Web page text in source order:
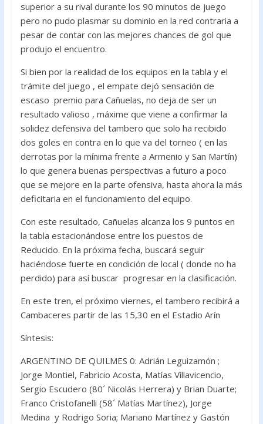
superior a su rival durante los 90 minutos de juego
pero no pudo plasmar su dominio en la red contraria a
pesar de contar con las mejores chances de gol que
produjo el encuentro.
Si bien por la realidad de los equipos en la tabla y el
trámite del juego , el empate dejó sensación de
escaso premio para Cañuelas, no deja de ser un
resultado valioso , máxime que viene a confirmar la
solidez defensiva del tambero que solo ha recibido
dos goles en contra en lo que va del torneo ( en las
derrotas por la mínima frente a Armenio y San Martín)
lo que genera buenas perspectivas a futuro a poco
que se mejore en la parte ofensiva, hasta ahora la más
deficitaria en el funcionamiento del equipo.
Con este resultado, Cañuelas alcanza los 9 puntos en
la tabla estacionándose entre los puestos de
Reducido. En la próxima fecha, buscará seguir
haciéndose fuerte en condición de local ( donde no ha
perdido) para así buscar progresar en la clasificación.
En este tren, el próximo viernes, el tambero recibirá a
Cambaceres partir de las 15,30 en el Estadio Arín
Síntesis:
ARGENTINO DE QUILMES 0: Adrián Leguizamón ;
Jorge Montiel, Fabricio Acosta, Matías Villavicencio,
Sergio Escudero (80´ Nicolás Herrera) y Brian Duarte;
Franco Cristofanelli (58´ Matías Martínez), Jorge
Medina y Rodrigo Soria; Mariano Martínez y Gastón